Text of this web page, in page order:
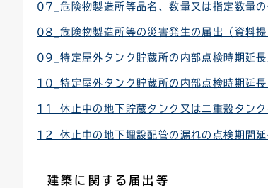
07_危険物製造所等品名、数量又は指定数量の
08_危険物製造所等の災害発生の届出（資料提
09_特定屋外タンク貯蔵所の内部点検時期延
10_特定屋外タンク貯蔵所の内部点検時期延
11_休止中の地下貯蔵タンク又は二重殻タン
12_休止中の地下埋設配管の漏れの点検期間
建築に関する届出等